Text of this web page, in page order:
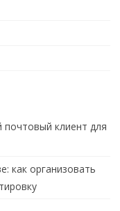
клиент для
как организовать